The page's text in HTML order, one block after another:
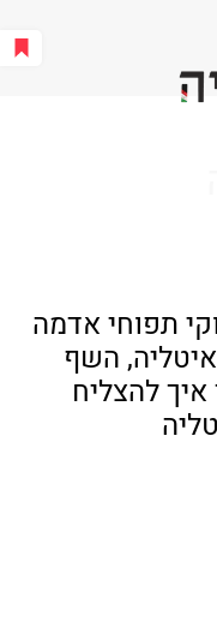
תפוחי אדמה
השף
להצליח